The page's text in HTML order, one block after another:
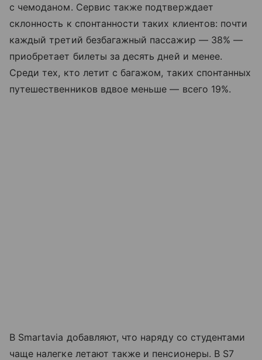
с чемоданом. Сервис также подтверждает
склонность к спонтанности таких клиентов: почти
каждый третий безбагажный пассажир — 38% —
приобретает билеты за десять дней и менее.
Среди тех, кто летит с багажом, таких спонтанных
путешественников вдвое меньше — всего 19%.
В Smartavia добавляют, что наряду со студентами
чаще налегке летают также и пенсионеры. В S7